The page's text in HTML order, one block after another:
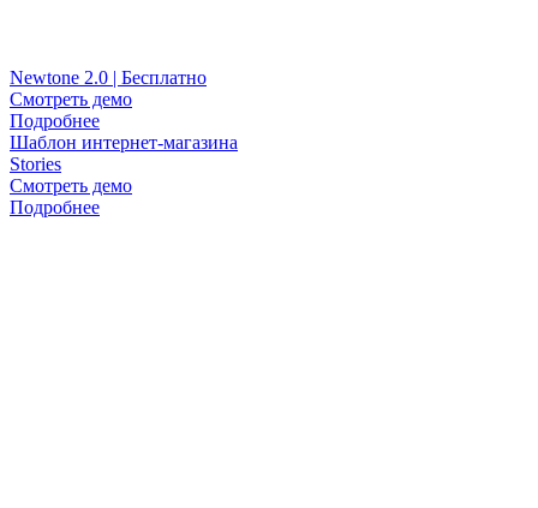
Newtone 2.0 | Бесплатно
Смотреть демо
Подробнее
Шаблон интернет-магазина
Stories
Смотреть демо
Подробнее